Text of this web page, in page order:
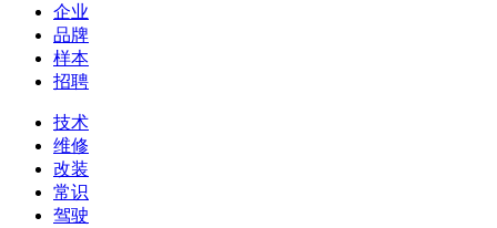
企业
品牌
样本
招聘
技术
维修
改装
常识
驾驶